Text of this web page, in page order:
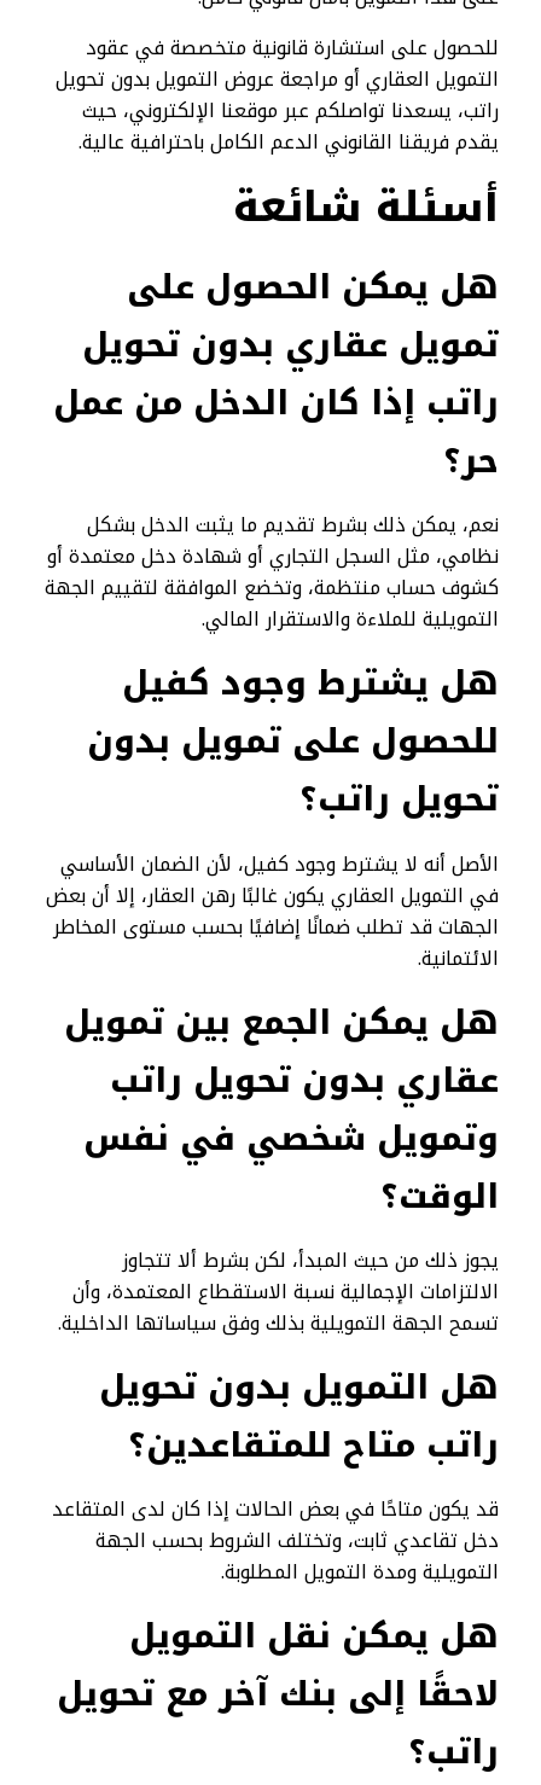
للحصول على استشارة قانونية متخصصة في عقود
التمويل العقاري أو مراجعة عروض التمويل بدون تحويل
راتب، يسعدنا تواصلكم عبر موقعنا الإلكتروني، حيث
يقدم فريقنا القانوني الدعم الكامل باحترافية عالية.
أسئلة شائعة
هل يمكن الحصول على
تمويل عقاري بدون تحويل
راتب إذا كان الدخل من عمل
حر؟
نعم، يمكن ذلك بشرط تقديم ما يثبت الدخل بشكل
نظامي، مثل السجل التجاري أو شهادة دخل معتمدة أو
كشوف حساب منتظمة، وتخضع الموافقة لتقييم الجهة
التمويلية للملاءة والاستقرار المالي.
هل يشترط وجود كفيل
للحصول على تمويل بدون
تحويل راتب؟
الأصل أنه لا يشترط وجود كفيل، لأن الضمان الأساسي
في التمويل العقاري يكون غالبًا رهن العقار، إلا أن بعض
الجهات قد تطلب ضمانًا إضافيًا بحسب مستوى المخاطر
الائتمانية.
هل يمكن الجمع بين تمويل
عقاري بدون تحويل راتب
وتمويل شخصي في نفس
الوقت؟
يجوز ذلك من حيث المبدأ، لكن بشرط ألا تتجاوز
الالتزامات الإجمالية نسبة الاستقطاع المعتمدة، وأن
تسمح الجهة التمويلية بذلك وفق سياساتها الداخلية.
هل التمويل بدون تحويل
راتب متاح للمتقاعدين؟
قد يكون متاحًا في بعض الحالات إذا كان لدى المتقاعد
دخل تقاعدي ثابت، وتختلف الشروط بحسب الجهة
التمويلية ومدة التمويل المطلوبة.
هل يمكن نقل التمويل
لاحقًا إلى بنك آخر مع تحويل
راتب؟